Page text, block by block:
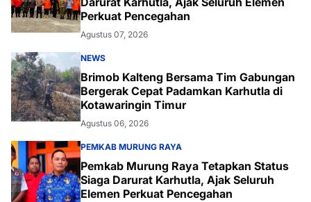
Perkuat Pencegahan
Agustus 07, 2026
NEWS
Brimob Kalteng Bersama Tim Gabungan
Bergerak Cepat Padamkan Karhutla di
Kotawaringin Timur
Agustus 06, 2026
PEMKAB MURUNG RAYA
Pemkab Murung Raya Tetapkan Status
Siaga Darurat Karhutla, Ajak Seluruh
Elemen Perkuat Pencegahan